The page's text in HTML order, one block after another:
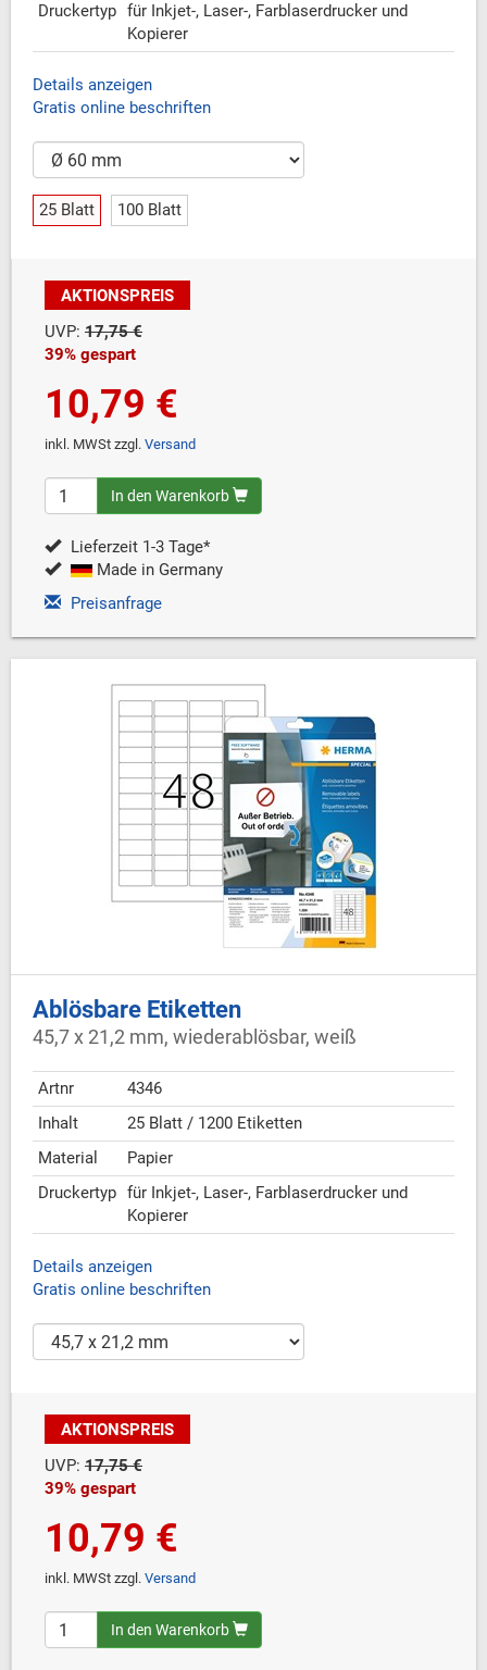
Druckertyp für Inkjet-, Laser-, Farblaserdrucker und
Kopierer
Details anzeigen
Gratis online beschriften
25 Blatt 100 Blatt
AKTIONSPREIS
UVP: 17,75 €
39% gespart
10,79 €
inkl. MWSt zzgl. Versand
In den Warenkorb
Lieferzeit 1-3 Tage*
Made in Germany
Preisanfrage
Ablösbare Etiketten
45,7 x 21,2 mm, wiederablösbar, weiß
Artnr
4346
Inhalt
25 Blatt / 1200 Etiketten
Material
Papier
Druckertyp für Inkjet-, Laser-, Farblaserdrucker und
Kopierer
Details anzeigen
Gratis online beschriften
AKTIONSPREIS
UVP: 17,75 €
39% gespart
10,79 €
inkl. MWSt zzgl. Versand
In den Warenkorb